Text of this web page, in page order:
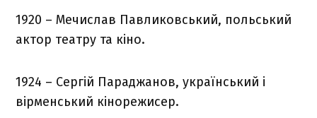
1920 – Мечислав Павликовський, польський
актор театру та кіно.
1924 – Сергій Параджанов, український і
вірменський кінорежисер.